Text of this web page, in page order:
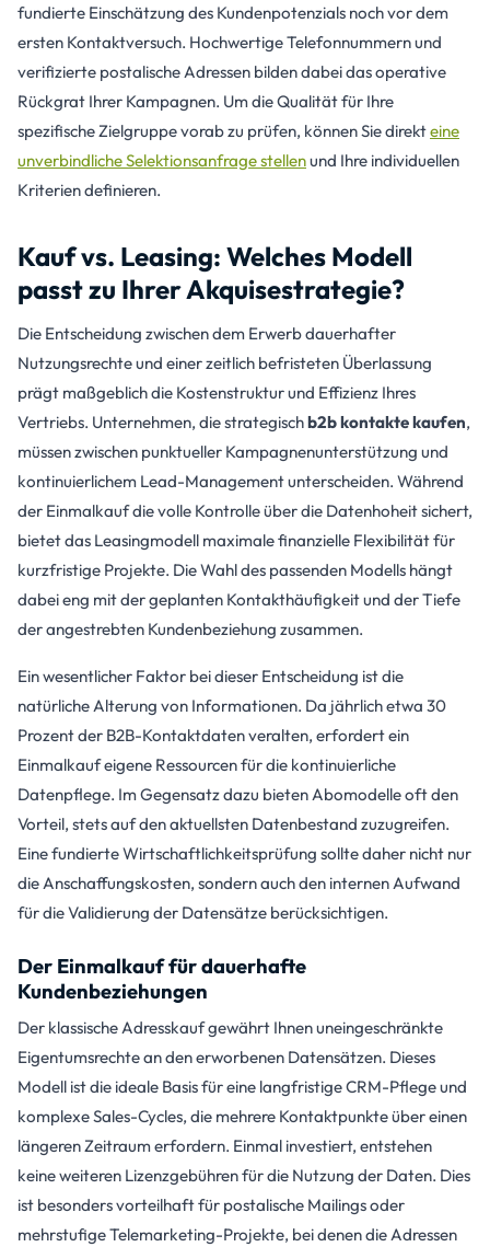
fundierte Einschätzung des Kundenpotenzials noch vor dem
ersten Kontaktversuch. Hochwertige Telefonnummern und
verifizierte postalische Adressen bilden dabei das operative
Rückgrat Ihrer Kampagnen. Um die Qualität für Ihre
spezifische Zielgruppe vorab zu prüfen, können Sie direkteine
unverbindliche Selektionsanfrage stellenund Ihre individuellen
Kriterien definieren.
Kauf vs. Leasing: Welches Modell
passt zu Ihrer Akquisestrategie?
Die Entscheidung zwischen dem Erwerb dauerhafter
Nutzungsrechte und einer zeitlich befristeten Überlassung
prägt maßgeblich die Kostenstruktur und Effizienz Ihres
Vertriebs. Unternehmen, die strategischb2b kontakte kaufen,
müssen zwischen punktueller Kampagnenunterstützung und
kontinuierlichem Lead-Management unterscheiden. Während
der Einmalkauf die volle Kontrolle über die Datenhoheit sichert,
bietet das Leasingmodell maximale finanzielle Flexibilität für
kurzfristige Projekte. Die Wahl des passenden Modells hängt
dabei eng mit der geplanten Kontakthäufigkeit und der Tiefe
der angestrebten Kundenbeziehung zusammen.
Ein wesentlicher Faktor bei dieser Entscheidung ist die
natürliche Alterung von Informationen. Da jährlich etwa 30
Prozent der B2B-Kontaktdaten veralten, erfordert ein
Einmalkauf eigene Ressourcen für die kontinuierliche
Datenpflege. Im Gegensatz dazu bieten Abomodelle oft den
Vorteil, stets auf den aktuellsten Datenbestand zuzugreifen.
Eine fundierte Wirtschaftlichkeitsprüfung sollte daher nicht nur
die Anschaffungskosten, sondern auch den internen Aufwand
für die Validierung der Datensätze berücksichtigen.
Der Einmalkauf für dauerhafte
Kundenbeziehungen
Der klassische Adresskauf gewährt Ihnen uneingeschränkte
Eigentumsrechte an den erworbenen Datensätzen. Dieses
Modell ist die ideale Basis für eine langfristige CRM-Pflege und
komplexe Sales-Cycles, die mehrere Kontaktpunkte über einen
längeren Zeitraum erfordern. Einmal investiert, entstehen
keine weiteren Lizenzgebühren für die Nutzung der Daten. Dies
ist besonders vorteilhaft für postalische Mailings oder
mehrstufige Telemarketing-Projekte, bei denen die Adressen